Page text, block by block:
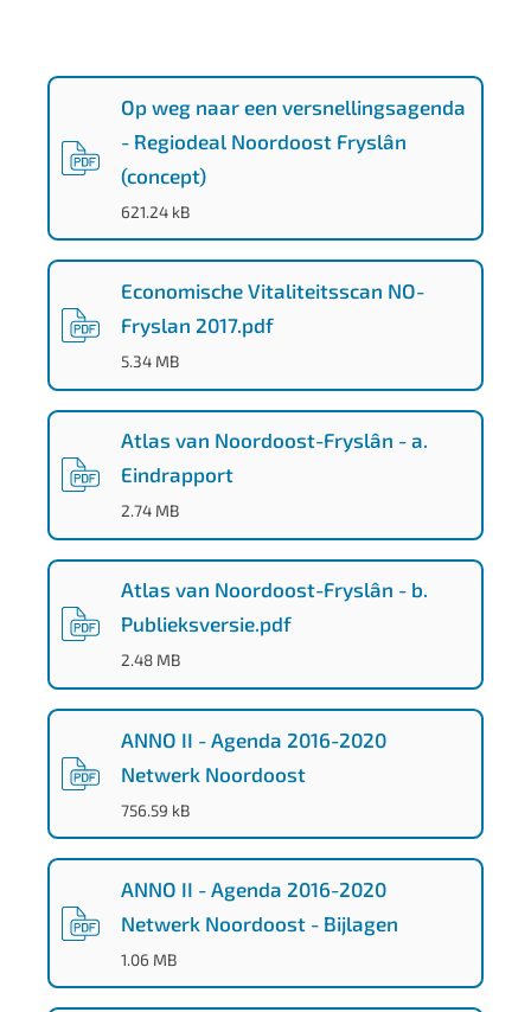
d
8
f
7
a
-
c
9
1
Op weg naar een versnellingsagenda
- Regiodeal Noordoost Fryslân
(concept)
(
PDF
-
621.24 kB)
Economische Vitaliteitsscan NO-
Fryslan 2017.pdf
(
PDF
-
5.34 MB)
Atlas van Noordoost-Fryslân - a.
Eindrapport
(
PDF
-
2.74 MB)
Atlas van Noordoost-Fryslân - b.
Publieksversie.pdf
(
PDF
-
2.48 MB)
ANNO II - Agenda 2016-2020
Netwerk Noordoost
(
PDF
-
756.59 kB)
ANNO II - Agenda 2016-2020
Netwerk Noordoost - Bijlagen
(PDF
-1.06 MB)